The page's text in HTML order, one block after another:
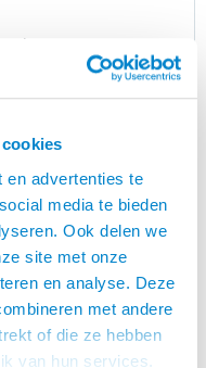
en advertenties te
media te bieden
Ook delen we
site met onze
en analyse. Deze
met andere
of die ze hebben
van hun services.
de mens
knieband,
niet alleen
familiebedrijf van
is om hoge
een maximaal
streeft
en